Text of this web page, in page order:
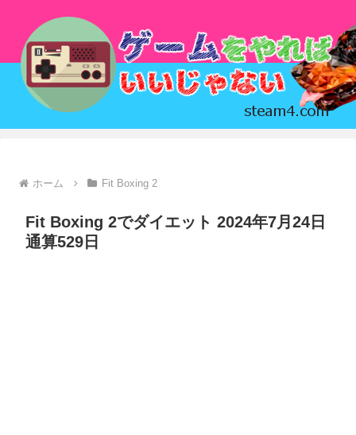
ホーム Fit Boxing 2
Fit Boxing 2でダイエット 2024年7月24日
通算529日